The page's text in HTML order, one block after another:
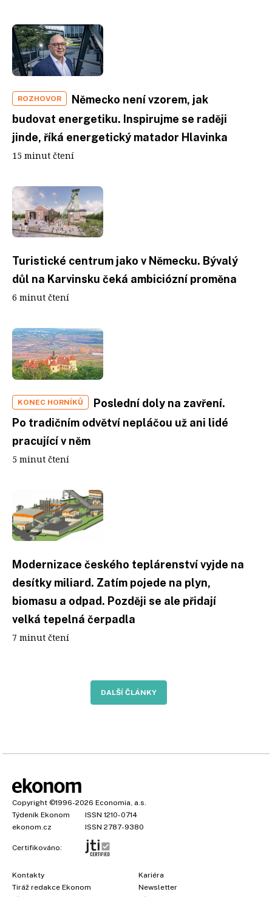
ROZHOVOR
Německo není vzorem, jak
budovat energetiku. Inspirujme se raději
jinde, říká energetický matador Hlavinka
15 minut čtení
Turistické centrum jako v Německu. Bývalý
důl na Karvinsku čeká ambiciózní proměna
6 minut čtení
KONEC HORNÍKŮ
Poslední doly na zavření.
Po tradičním odvětví nepláčou už ani lidé
pracující v něm
5 minut čtení
Modernizace českého teplárenství vyjde na
desítky miliard. Zatím pojede na plyn,
biomasu a odpad. Později se ale přidají
velká tepelná čerpadla
7 minut čtení
DALŠÍ ČLÁNKY
Copyright ©1996-2026 Economia, a.s.
Týdeník Ekonom
ISSN 1210-0714
ekonom.cz
ISSN 2787-9380
Certifikováno:
Kontakty
Tiráž redakce Ekonom
Kariéra
Newsletter